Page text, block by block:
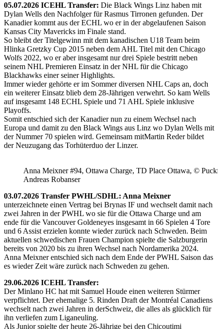
05.07.2026 ICEHL Transfer: Die Black Wings Linz haben mit
Dylan Wells den Nachfolger für Rasmus Tirronen gefunden. Der
Kanadier kommt aus der ECHL wo er in der abgelaufenen Saison
Kansas City Mavericks im Finale stand.
So bleibt der Titelgewinn mit dem kanadischen U18 Team beim
Hlinka Gretzky Cup 2015 neben dem AHL Titel mit den Chicago
Wolfs 2022, wo er aber insgesamt nur drei Spiele bestritt neben
seinem NHL Premieren Einsatz in der NHL für die Chicago
Blackhawks einer seiner Highlights.
Immer wieder gehörte er im Sommer diversen NHL Caps an, doch
ein weiterer Einsatz blieb dem 28-Jährigen verwehrt. So kam Wells
auf insgesamt 148 ECHL Spiele und 71 AHL Spiele inklusive
Playoffs.
Somit entschied sich der Kanadier nun zu einem Wechsel nach
Europa und damit zu den Black Wings aus Linz wo Dylan Wells mit
der Nummer 70 spielen wird. Gemeinsam mitMartin Reder bildet
der Neuzugang das Torhüterduo der Linzer.
Anna Meixner #94, Ottawa Charge, TD Place Ottawa, ©
Andreas Robanser
03.07.2026 Transfer PWHL/SDHL: Anna Meixner
unterzeichnete einen Vertrag bei Brynas IF und wechselt damit nach
zwei Jahren in der PWHL wo sie für die Ottawa Charge und am
ende für die Vancouver Goldeneyes insgesamt in 66 Spielen 4 Tore
und 6 Assist erzielen konnte wieder zurück nach Schweden. Beim
aktuellen schwedischen Frauen Champion spielte die Salzburgerin
bereits von 2020 bis zu ihren Wechsel nach Nordamerika 2024.
Anna Meixner entschied sich nach dem Ende der PWHL Saison das
es wieder Zeit wäre zurück nach Schweden zu gehen.
29.06.2026 ICEHL Transfer:
Der Minlano HC hat mit Samuel Houde einen weiteren Stürmer
verpflichtet. Der ehemalige 5. Rinden Draft der Montréal Canadiens
wechselt nach zwei Jahren in derSchweiz, die alles als glücklich für
ihn verliefen zum Liganeuling.
Als Junior spielte der heute 26-Jährige bei den Chicoutimi